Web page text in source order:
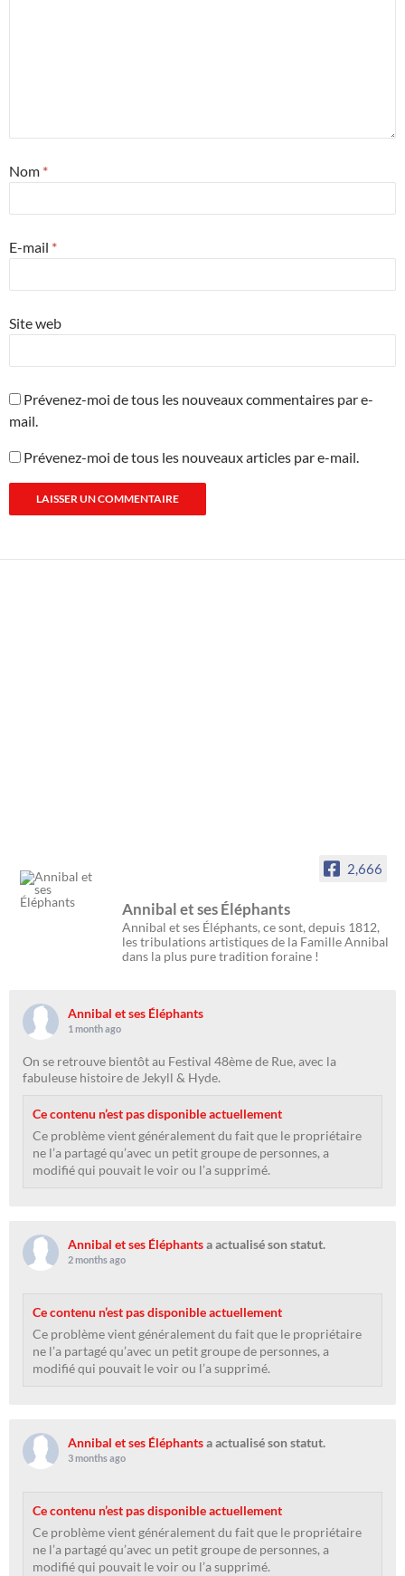
Nom *
E-mail *
Site web
Prévenez-moi de tous les nouveaux commentaires par e-
mail.
Prévenez-moi de tous les nouveaux articles par e-mail.
2,666
Annibal et ses Éléphants
Annibal et ses Éléphants, ce sont, depuis 1812,
les tribulations artistiques de la Famille Annibal
dans la plus pure tradition foraine !
Annibal et ses Éléphants
1 month ago
On se retrouve bientôt au Festival 48ème de Rue, avec la
fabuleuse histoire de Jekyll & Hyde.
Ce contenu n’est pas disponible actuellement
Ce problème vient généralement du fait que le propriétaire
ne l’a partagé qu’avec un petit groupe de personnes, a
modifié qui pouvait le voir ou l’a supprimé.
Annibal et ses Éléphantsa actualisé son statut.
2 months ago
Ce contenu n’est pas disponible actuellement
Ce problème vient généralement du fait que le propriétaire
ne l’a partagé qu’avec un petit groupe de personnes, a
modifié qui pouvait le voir ou l’a supprimé.
Annibal et ses Éléphantsa actualisé son statut.
3 months ago
Ce contenu n’est pas disponible actuellement
Ce problème vient généralement du fait que le propriétaire
ne l’a partagé qu’avec un petit groupe de personnes, a
modifié qui pouvait le voir ou l’a supprimé.